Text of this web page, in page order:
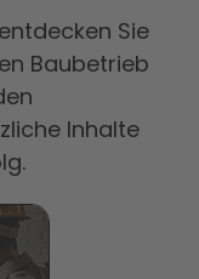
Sie
Baubetrieb
Inhalte